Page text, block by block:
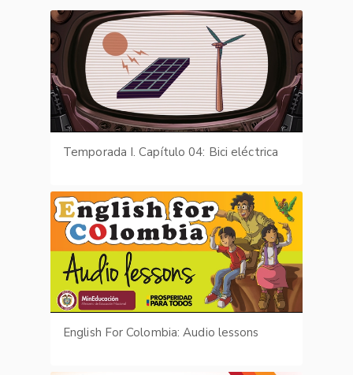
Temporada I. Capítulo 04: Bici eléctrica
English For Colombia: Audio lessons